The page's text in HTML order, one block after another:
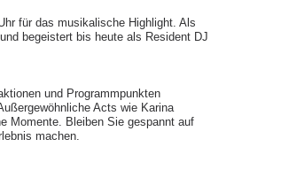
für das musikalische Highlight. Als
begeistert bis heute als Resident DJ
und Programmpunkten
Acts wie Karina
Momente. Bleiben Sie gespannt auf
machen.